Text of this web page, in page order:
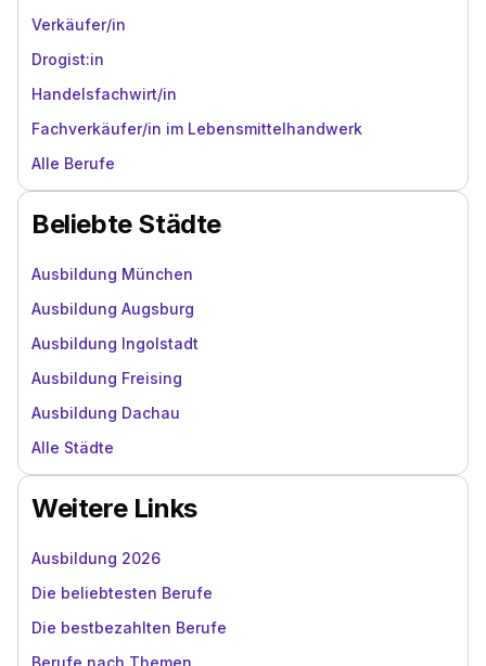
Verkäufer/in
Drogist:in
Handelsfachwirt/in
Fachverkäufer/in im Lebensmittelhandwerk
Alle Berufe
Beliebte Städte
Ausbildung München
Ausbildung Augsburg
Ausbildung Ingolstadt
Ausbildung Freising
Ausbildung Dachau
Alle Städte
Weitere Links
Ausbildung 2026
Die beliebtesten Berufe
Die bestbezahlten Berufe
Berufe nach Themen